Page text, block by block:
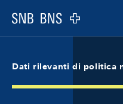
Logo
Dati rilevanti di politica